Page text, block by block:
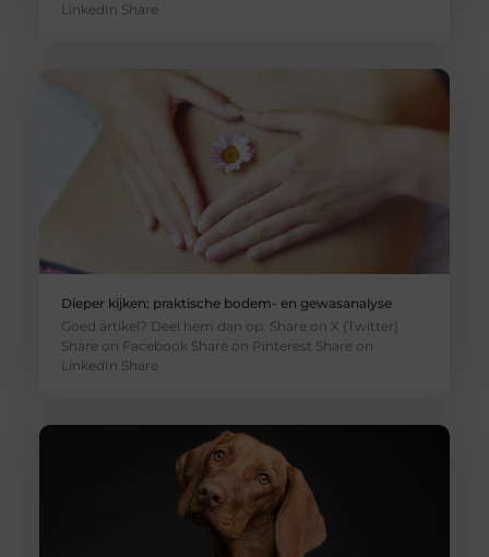
LinkedIn Share
Dieper kijken: praktische bodem- en gewasanalyse
Goed artikel? Deel hem dan op: Share on X (Twitter)
Share on Facebook Share on Pinterest Share on
LinkedIn Share